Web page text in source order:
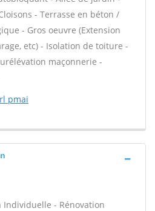
- Terrasse en béton /
- Gros oeuvre (Extension
etc) - Isolation de toiture -
maçonnerie -
pmai
- Rénovation